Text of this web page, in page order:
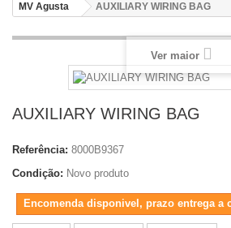
MV Agusta
AUXILIARY WIRING BAG
Ver maior
AUXILIARY WIRING BAG
Referência: 8000B9367
Condição: Novo produto
Encomenda disponivel, prazo entrega a